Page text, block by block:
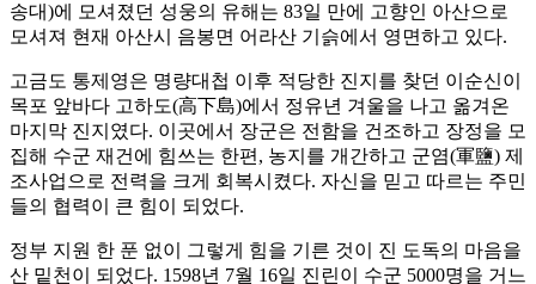
송대)에 모셔졌던 성웅의 유해는 83일 만에 고향인 아산으로
모셔져 현재 아산시 음봉면 어라산 기슭에서 영면하고 있다.
고금도 통제영은 명량대첩 이후 적당한 진지를 찾던 이순신이
목포 앞바다 고하도(高下島)에서 정유년 겨울을 나고 옮겨온
마지막 진지였다. 이곳에서 장군은 전함을 건조하고 장정을 모
집해 수군 재건에 힘쓰는 한편, 농지를 개간하고 군염(軍鹽) 제
조사업으로 전력을 크게 회복시켰다. 자신을 믿고 따르는 주민
들의 협력이 큰 힘이 되었다.
정부 지원 한 푼 없이 그렇게 힘을 기른 것이 진 도독의 마음을
산 밑천이 되었다. 1598년 7월 16일 진린이 수군 5000명을 거느